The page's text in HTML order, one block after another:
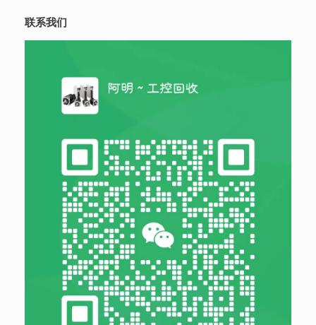
联系我们